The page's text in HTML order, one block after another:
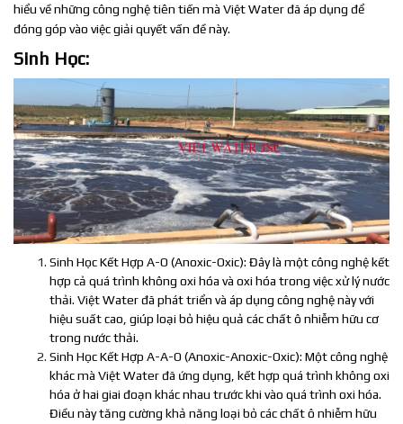
hiểu về những công nghệ tiên tiến mà Việt Water đã áp dụng để
đóng góp vào việc giải quyết vấn đề này.
Sinh Học:
Sinh Học Kết Hợp A-O (Anoxic-Oxic): Đây là một công nghệ kết
hợp cả quá trình không oxi hóa và oxi hóa trong việc xử lý nước
thải. Việt Water đã phát triển và áp dụng công nghệ này với
hiệu suất cao, giúp loại bỏ hiệu quả các chất ô nhiễm hữu cơ
trong nước thải.
Sinh Học Kết Hợp A-A-O (Anoxic-Anoxic-Oxic): Một công nghệ
khác mà Việt Water đã ứng dụng, kết hợp quá trình không oxi
hóa ở hai giai đoạn khác nhau trước khi vào quá trình oxi hóa.
Điều này tăng cường khả năng loại bỏ các chất ô nhiễm hữu